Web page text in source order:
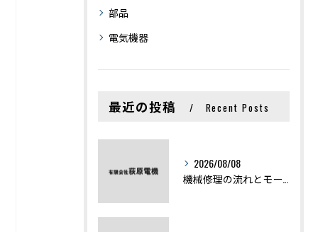
部品
電気機器
最近の投稿 Recent Posts
2026/08/08